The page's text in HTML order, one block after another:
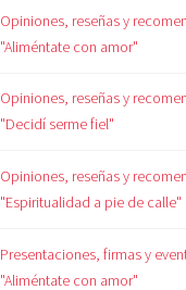
Opiniones, reseñas y
"Aliméntate con amor"
Opiniones, reseñas y
"Decidí serme fiel"
Opiniones, reseñas y
"Espiritualidad a pie de calle"
Presentaciones, firmas y
"Aliméntate con amor"